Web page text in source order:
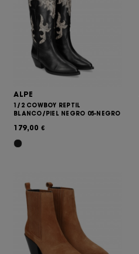
ALPE
1/2 COWBOY REPTIL
BLANCO/PIEL NEGRO 05-NEGRO
179,00 €